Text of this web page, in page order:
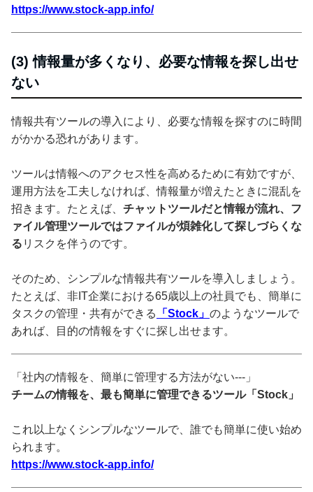
https://www.stock-app.info/
(3) 情報量が多くなり、必要な情報を探し出せ
ない
情報共有ツールの導入により、必要な情報を探すのに時間
がかかる恐れがあります。
ツールは情報へのアクセス性を高めるために有効ですが、
運用方法を工夫しなければ、情報量が増えたときに混乱を
招きます。たとえば、 チャットツールだと情報が流れ、フ
ァイル管理ツールではファイルが煩雑化して探しづらくな
る リスクを伴うのです。
そのため、シンプルな情報共有ツールを導入しましょう。
たとえば、非IT企業における65歳以上の社員でも、簡単に
タスクの管理・共有ができる
「Stock」 のようなツールで
あれば、目的の情報をすぐに探し出せます。
「社内の情報を、簡単に管理する方法がない---」
チームの情報を、最も簡単に管理できるツール「Stock」
これ以上なくシンプルなツールで、誰でも簡単に使い始め
られます。
https://www.stock-app.info/